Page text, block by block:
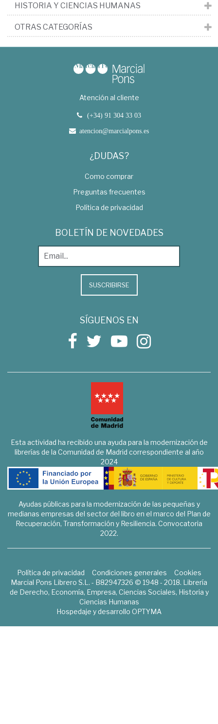
HISTORIA Y CIENCIAS HUMANAS
OTRAS CATEGORÍAS
Atención al cliente
(+34) 91 304 33 03
atencion@marcialpons.es
¿DUDAS?
Como comprar
Preguntas frecuentes
Política de privacidad
BOLETÍN DE NOVEDADES
SUSCRIBIRSE
SÍGUENOS EN
Esta actividad ha recibido una ayuda para la modernización de
librerías de la Comunidad de Madrid correspondiente al año
2024
Ayudas públicas para la modernización de las pequeñas y
medianas empresas del sector del libro en el marco del Plan de
Recuperación, Transformación y Resiliencia. Convocatoria
2022.
Política de privacidad Condiciones generales
Cookies
Marcial Pons Librero S.L. - B82947326 © 1948 - 2018. Librería
de Derecho, Economía, Empresa, Ciencias Sociales, Historia y
Ciencias Humanas
Hospedaje y desarrollo OPTYMA